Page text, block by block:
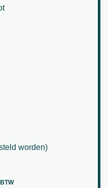
worden)
€ 53,90.
prijs is: € 47,50.